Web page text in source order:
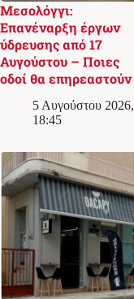
Μεσολόγγι:
Επανέναρξη έργων
ύδρευσης από 17
Αυγούστου – Ποιες
οδοί θα επηρεαστούν
5 Αυγούστου 2026,
18:45